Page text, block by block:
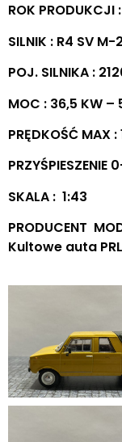
ROK PRODUKCJI
SILNIK : R4 SV M-
POJ. SILNIKA :
MOC : 36,5 KW –
PRĘDKOŚĆ MAX
SKALA : 1:43
PRODUCENT
Kultowe auta